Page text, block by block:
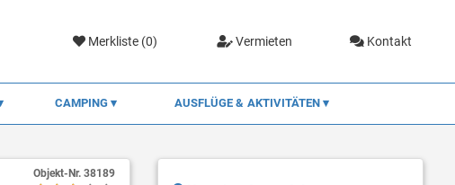
Merkliste (0) Vermieten Kontakt
CAMPING AUSFLÜGE & AKTIVITÄTEN
Objekt-Nr. 38189